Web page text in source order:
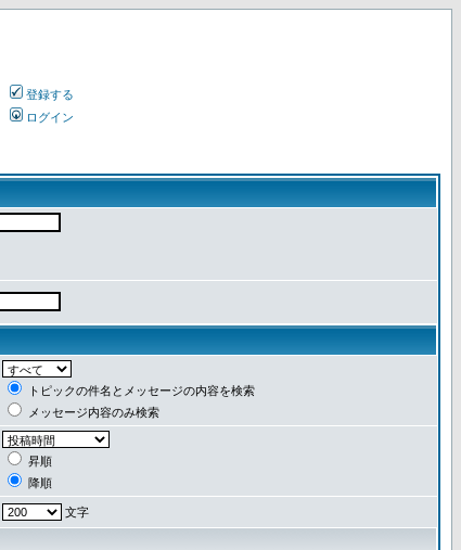
登録する
ログイン
トピックの件名とメッセージの内容を検索
メッセージ内容のみ検索
昇順
降順
文字